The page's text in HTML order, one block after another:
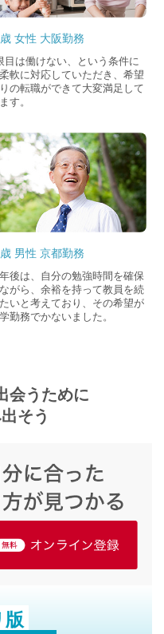
女性 大阪勤務
目は働けない、という条件に
軟に対応していただき、希望
の転職ができて大変満足して
す。
男性 京都勤務
後は、自分の勉強時間を確保
がら、余裕を持って教員を続
いと考えており、その希望が
勤務でかないました。
会うために
そう
版